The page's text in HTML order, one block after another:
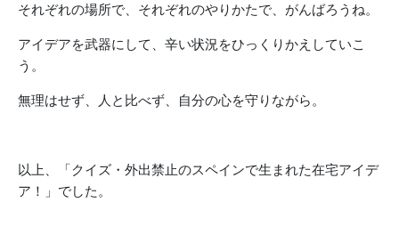
それぞれの場所で、それぞれのやりかたで、がんばろうね。
アイデアを武器にして、辛い状況をひっくりかえしていこ
う。
無理はせず、人と比べず、自分の心を守りながら。
以上、「クイズ・外出禁止のスペインで生まれた在宅アイデ
ア！」でした。